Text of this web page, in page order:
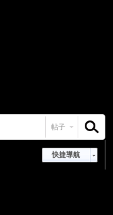
帖子
快捷導航